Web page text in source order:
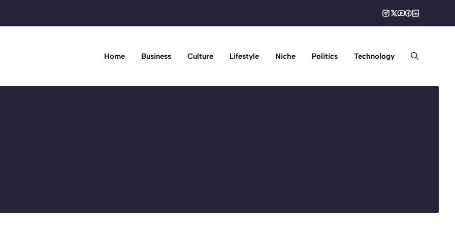
Home Business Culture Lifestyle Niche Politics Technology